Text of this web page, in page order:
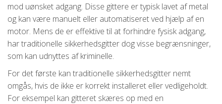
mod uønsket adgang. Disse gittere er typisk lavet af metal
og kan være manuelt eller automatiseret ved hjælp af en
motor. Mens de er effektive til at forhindre fysisk adgang,
har traditionelle sikkerhedsgitter dog visse begrænsninger,
som kan udnyttes af kriminelle.
For det første kan traditionelle sikkerhedsgitter nemt
omgås, hvis de ikke er korrekt installeret eller vedligeholdt.
For eksempel kan gitteret skæres op med en